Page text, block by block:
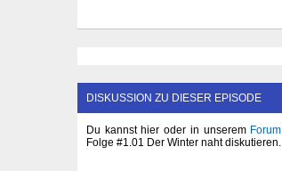
DISKUSSION ZU DIESER EPISODE
Du kannst hier oder in unserem Forum
Folge #1.01 Der Winter naht diskutieren.